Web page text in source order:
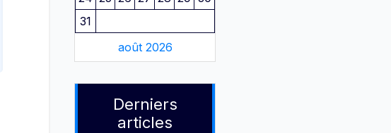
août 2026
31
Derniers
articles